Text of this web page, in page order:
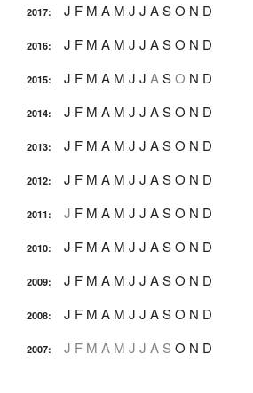
2017: J F M A M J J ASO N D
2016: J F M A M J J ASO N D
2015: J F M A M J J ASO N D
2014: J F M A M J J ASO N D
2013: J F M A M J J ASO N D
2012: J F M A M J J ASO N D
2011: J F M A M J J ASO N D
2010: J F M A M J J ASO N D
2009: J F M A M J J ASO N D
2008: J F M A M J J ASO N D
2007: J F M A M J J A S O N D